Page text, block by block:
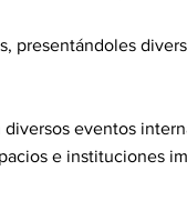
presentándoles
eventos
e instituciones